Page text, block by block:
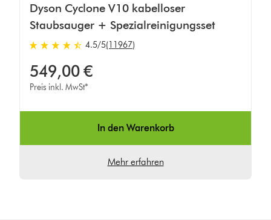
Dyson Cyclone V10 kabelloser
Staubsauger + Spezialreinigungsset
4.5 von 5 Sternen in 11967 Bewertungen
4.5/5(11967)
549,00 €
Preis inkl. MwSt*
In den Warenkorb
Mehr erfahren